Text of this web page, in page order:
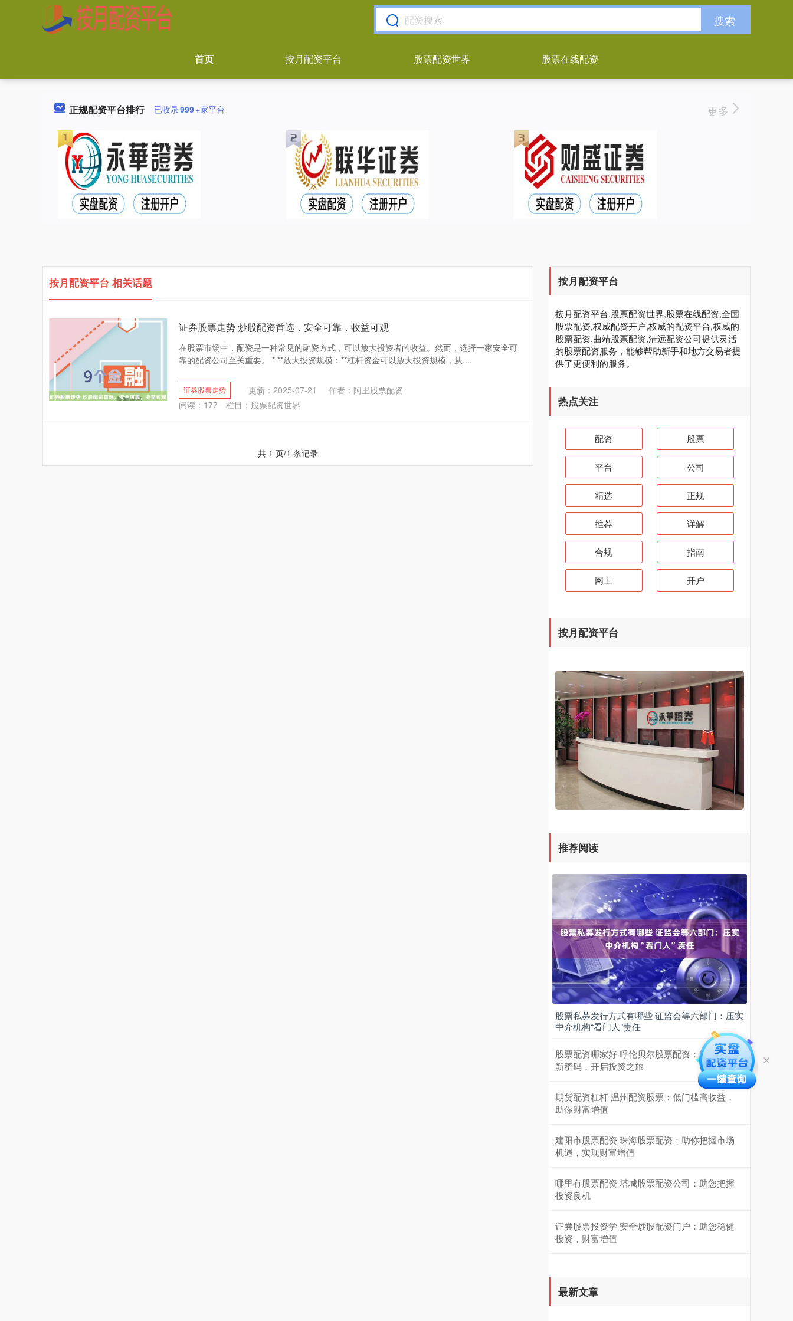
搜索
首页 按月配资平台 股票配资世界 股票在线配资
正规配资平台排行 已收录999+家平台 更多
按月配资平台 相关话题
证券股票走势 炒股配资首选，安全可靠，收益可观
在股票市场中，配资是一种常见的融资方式，可以放大投资者的收益。然而，选择一家安全可
靠的配资公司至关重要。 * **放大投资规模：**杠杆资金可以放大投资规模，从....
证券股票走势 更新：2025-07-21
作者：阿里股票配资
阅读： 177 栏目： 股票配资世界
共 1 页/1 条记录
按月配资平台
按月配资平台,股票配资世界,股票在线配资,全国
股票配资,权威配资开户,权威的配资平台,权威的
股票配资,曲靖股票配资,清远配资公司提供灵活
的股票配资服务，能够帮助新手和地方交易者提
供了更便利的服务。
热点关注
配资 股票
平台 公司
精选 正规
推荐 详解
合规 指南
网上 开户
按月配资平台
推荐阅读
股票私募发行方式有哪些 证监会等六部门：压实
中介机构“看门人”责任
股票配资哪家好 呼伦贝尔股票配资：解锁财富
新密码，开启投资之旅
期货配资杠杆 温州配资股票：低门槛高收益，
助你财富增值
建阳市股票配资 珠海股票配资：助你把握市场
机遇，实现财富增值
哪里有股票配资 塔城股票配资公司：助您把握
投资良机
证券股票投资学 安全炒股配资门户：助您稳健
投资，财富增值
最新文章